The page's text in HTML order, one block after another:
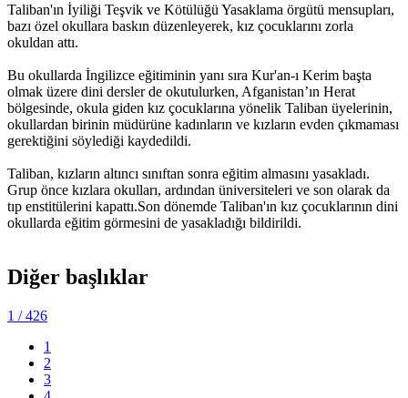
Taliban'ın İyiliği Teşvik ve Kötülüğü Yasaklama örgütü mensupları,
bazı özel okullara baskın düzenleyerek, kız çocuklarını zorla
okuldan attı.
Bu okullarda İngilizce eğitiminin yanı sıra Kur'an-ı Kerim başta
olmak üzere dini dersler de okutulurken, Afganistan’ın Herat
bölgesinde, okula giden kız çocuklarına yönelik Taliban üyelerinin,
okullardan birinin müdürüne kadınların ve kızların evden çıkmaması
gerektiğini söylediği kaydedildi.
Taliban, kızların altıncı sınıftan sonra eğitim almasını yasakladı.
Grup önce kızlara okulları, ardından üniversiteleri ve son olarak da
tıp enstitülerini kapattı.Son dönemde Taliban'ın kız çocuklarının dini
okullarda eğitim görmesini de yasakladığı bildirildi.
Diğer başlıklar
1 / 426
1
2
3